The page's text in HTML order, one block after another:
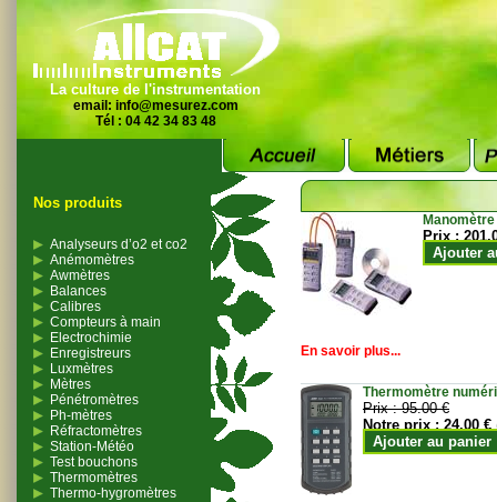
La culture de l'instrumentation
email: info@mesurez.com
Tél : 04 42 34 83 48
Nos produits
Analyseurs d’o2 et co2
Anémomètres
Awmètres
Balances
Calibres
Compteurs à main
Electrochimie
Enregistreurs
Luxmètres
Mètres
Pénétromètres
Ph-mètres
Réfractomètres
Station-Météo
Test bouchons
Thermomètres
Thermo-hygromètres
Prix :
Ajouter
En savoir plus...
Thermomètre
Prix :95.00 €
Notre prix :24.00 €
Ajouter au panier